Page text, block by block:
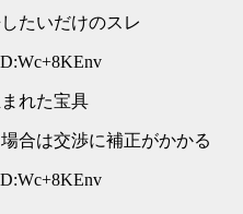
たいだけのスレ
れた宝具
合は交渉に補正がかかる